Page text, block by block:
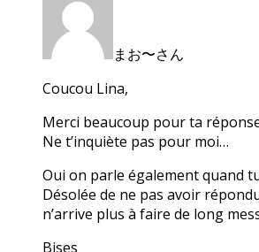
まお〜さん
Coucou Lina,
Merci beaucoup pour ta
Ne t’inquiète pas pour moi…
Oui on parle également quand
Désolée de ne pas avoir
n’arrive plus à faire de long
Bises